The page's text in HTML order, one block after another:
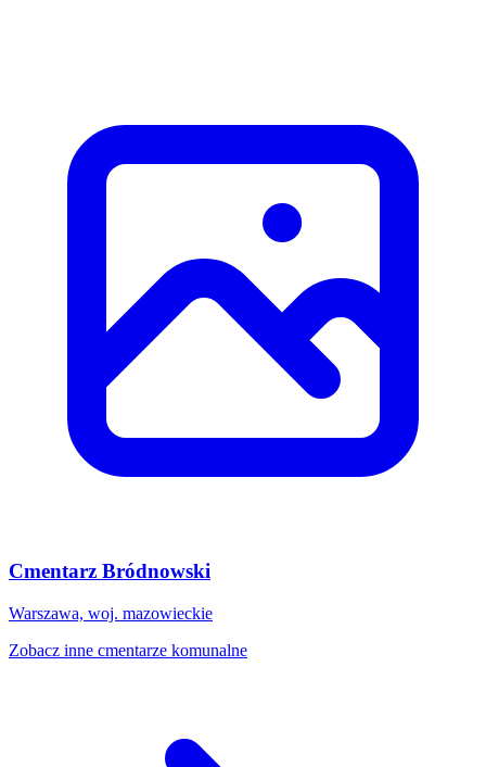
Cmentarz Bródnowski
Warszawa, woj. mazowieckie
Zobacz inne cmentarze komunalne